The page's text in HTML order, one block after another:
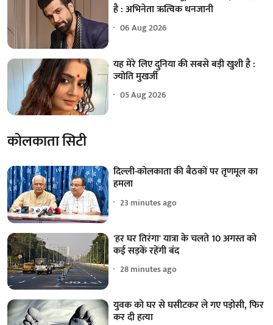
है : अभिनेता ऋत्विक धनजानी
06 Aug 2026
यह मेरे लिए दुनिया की सबसे बड़ी खुशी है :
ज्योति मुखर्जी
05 Aug 2026
कोलकाता सिटी
दिल्ली-कोलकाता की बैठकों पर तृणमूल का
हमला
23 minutes ago
'हर घर तिरंगा' यात्रा के चलते 10 अगस्त को
कई सड़कें रहेंगी बंद
28 minutes ago
युवक को घर से घसीटकर ले गए पड़ोसी, फिर
कर दी हत्या